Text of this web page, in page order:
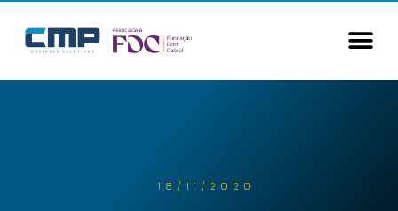
18/11/2020